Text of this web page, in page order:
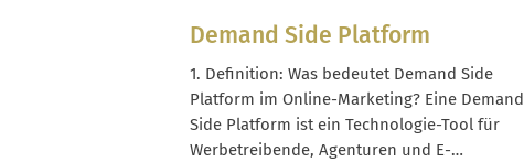
Indexing (Vollindexierung) wird beim Delta
Indexing nur das verarbeitet, was sich seit der
letzten Indexierung geändert hat – also das
Delta (die...
Demand Side Platform
1. Definition: Was bedeutet Demand Side
Platform im Online-Marketing? Eine Demand
Side Platform ist ein Technologie-Tool für
Werbetreibende, Agenturen und E-